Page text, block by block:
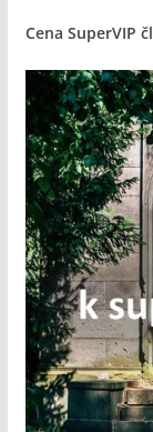
Cena SuperVIP